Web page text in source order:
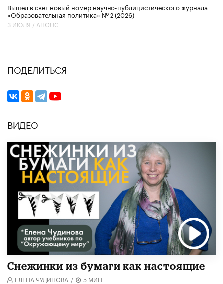
Вышел в свет новый номер научно-публицистического журнала
«Образовательная политика» № 2 (2026)
3 ИЮЛЯ / АНОНС
ПОДЕЛИТЬСЯ
ВИДЕО
Снежинки из бумаги как настоящие
ЕЛЕНА ЧУДИНОВА / 5 МИН.